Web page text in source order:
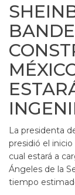
La presidenta
presidió el inicio
cual estará a
Ángeles de la
tiempo